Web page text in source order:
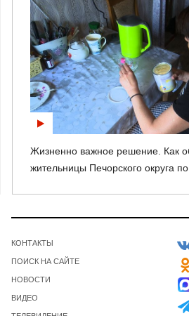
Жизненно важное решение. Как
жительницы Печорского округа
КОНТАКТЫ
ПОИСК НА САЙТЕ
НОВОСТИ
ВИДЕО